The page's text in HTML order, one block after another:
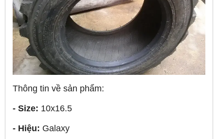
Thông tin về sản phẩm:
- Size: 10x16.5
- Hiệu: Galaxy